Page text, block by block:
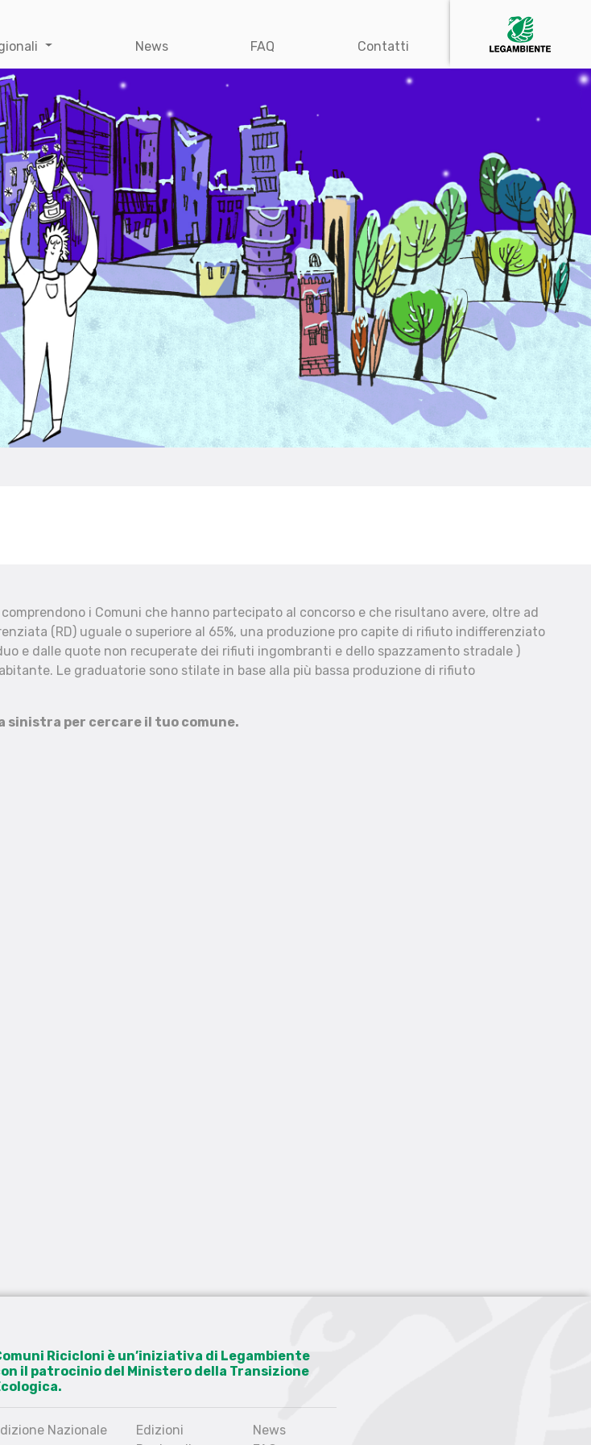
News FAQ Contatti
i Comuni che hanno partecipato al concorso e che risultano avere, oltre ad
(RD) uguale o superiore al 65%, una produzione pro capite di rifiuto indifferenziato
e dalle quote non recuperate dei rifiuti ingombranti e dello spazzamento stradale )
Le graduatorie sono stilate in base alla più bassa produzione di rifiuto
sinistra per cercare il tuo comune.
Ricicloni è un’iniziativa di Legambiente
il patrocinio del Ministero della Transizione
Nazionale
Edizioni
News